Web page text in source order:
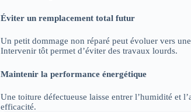
Éviter un remplacement total futur
Un petit dommage non réparé peut évoluer vers
Intervenir tôt permet d’éviter des travaux lourds.
Maintenir la performance énergétique
Une toiture défectueuse laisse entrer l’humidité et
efficacité.